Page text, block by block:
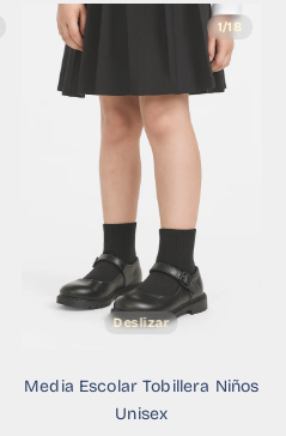
1/18
Deslizar
Media Escolar Tobillera Niños
Unisex